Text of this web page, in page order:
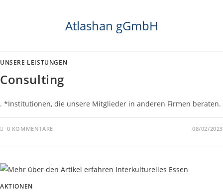
Atlashan gGmbH
UNSERE LEISTUNGEN
Consulting
. *Institutionen, die unsere Mitglieder in anderen Firmen beraten.
0 KOMMENTARE 08/02/2023
AKTIONEN